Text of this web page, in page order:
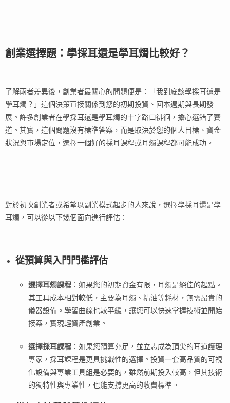
創業選擇題：學採耳還是學耳燭比較好？
了解兩者差異後，創業者最關心的問題便是：「我到底該學採耳還是
學耳燭？」這個決策直接關係到您的初期投資、回本週期與長期發
展。許多創業者在學採耳還是學耳燭的十字路口徘徊，擔心選錯了賽
道。其實，這個問題沒有標準答案，而是取決於您的個人目標、資金
狀況與市場定位，選擇一個好的採耳課程或耳燭課程都可能成功。
對於初次創業者或希望以副業模式起步的人來說，選擇學採耳還是學
耳燭，可以從以下幾個面向進行評估：
從預算與入門門檻評估
選擇耳燭課程 ：如果您的初期資金有限，耳燭是絕佳的起點。
其工具成本相對較低，主要為耳燭、精油等耗材，無需昂貴的
儀器設備。學習曲線也較平緩，讓您可以快速掌握技術並開始
接案，實現輕資產創業。
選擇採耳課程 ：如果您預算充足，並立志成為頂尖的耳道護理
專家，採耳課程是更具挑戰性的選擇。投資一套高品質的可視
化設備與專業工具組是必要的，雖然前期投入較高，但其技術
的獨特性與專業性，也能支撐更高的收費標準。